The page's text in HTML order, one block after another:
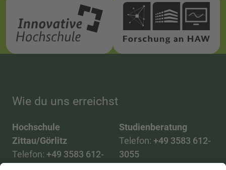
Wie du uns erreichst
Hochschule
Zittau/Görlitz
Telefon: +49 3583 612-
Studienberatung
Telefon: +49 3583 612-
3055